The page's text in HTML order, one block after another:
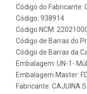
Código do Fabricante:
Código: 938914
Código NCM:
Código de Barras do
Código de Barras da
Embalagem: UN-1-
Embalagem Master:
Fabricante: CAJUINA